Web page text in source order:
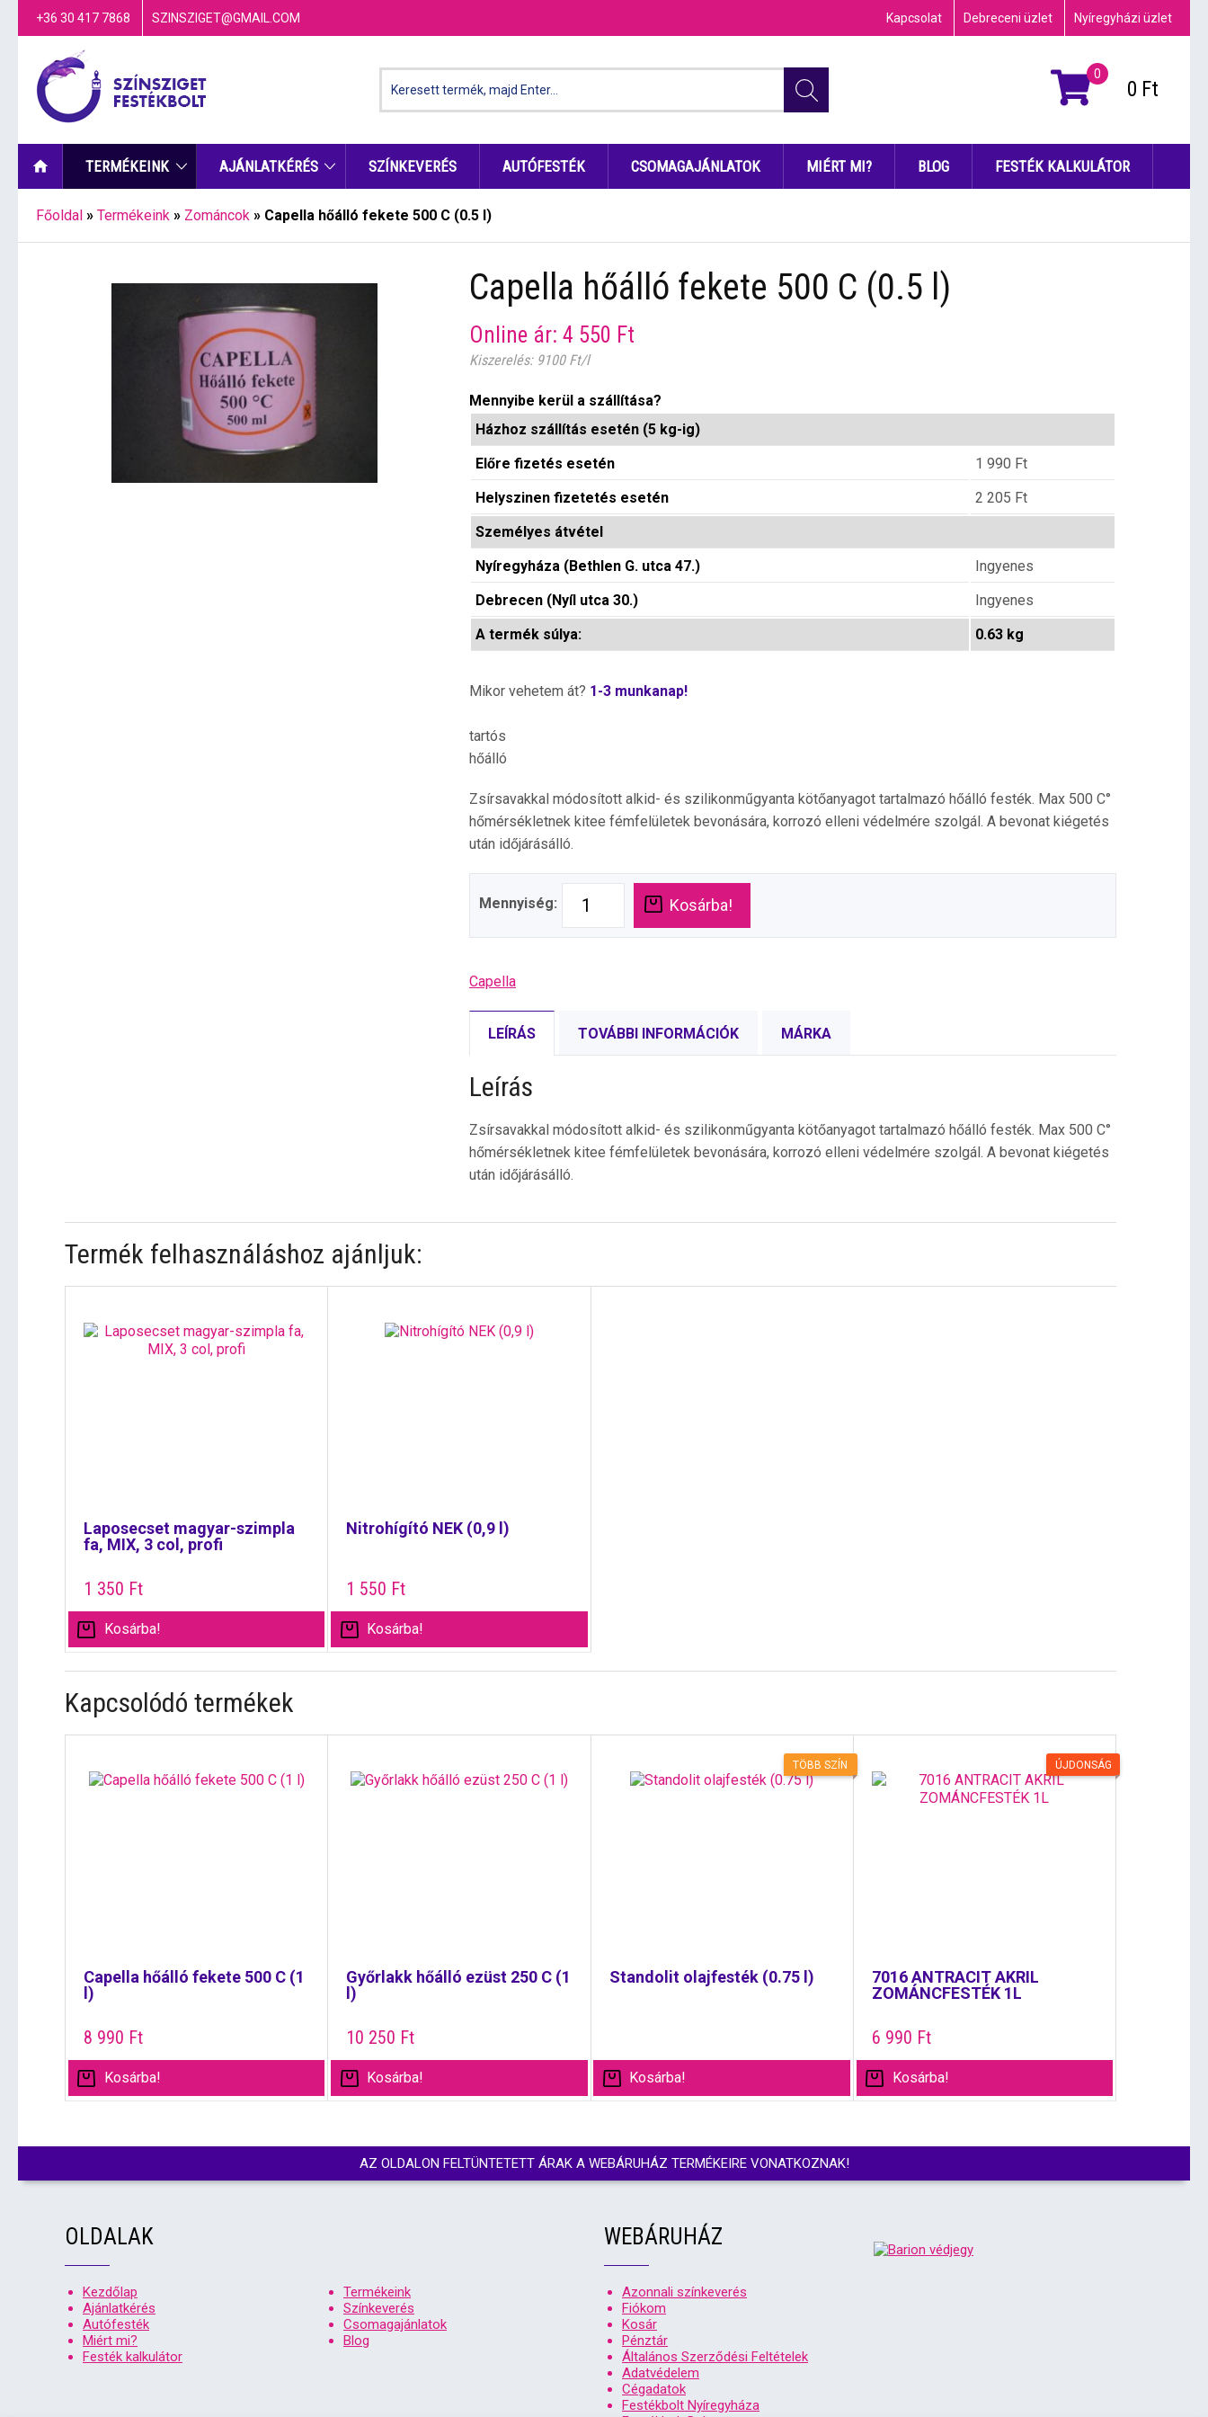
+36 30 417 7868 SZINSZIGET@GMAIL.COM Kapcsolat Debreceni üzlet Nyíregyházi üzlet
0
0 Ft
TERMÉKEINK AJÁNLATKÉRÉS SZÍNKEVERÉS AUTÓFESTÉK CSOMAGAJÁNLATOK MIÉRT MI? BLOG FESTÉK KALKULÁTOR
Főoldal » Termékeink » Zománcok » Capella hőálló fekete 500 C (0.5 l)
Capella hőálló fekete 500 C (0.5 l)
Online ár: 4 550 Ft
Kiszerelés: 9100 Ft/l
Mennyibe kerül a szállítása?
Házhoz szállítás esetén (5 kg-ig)
Előre fizetés esetén
1 990 Ft
Helyszinen fizetetés esetén
2 205 Ft
Személyes átvétel
Nyíregyháza (Bethlen G. utca 47.)
Ingyenes
Debrecen (Nyíl utca 30.)
Ingyenes
A termék súlya:
0.63 kg
Mikor vehetem át? 1-3 munkanap!
tartós
hőálló
Zsírsavakkal módosított alkid- és szilikonműgyanta kötőanyagot tartalmazó hőálló festék. Max 500 C°
hőmérsékletnek kitee fémfelületek bevonására, korrozó elleni védelmére szolgál. A bevonat kiégetés
után időjárásálló.
Mennyiség: Kosárba!
Capella
LEÍRÁS TOVÁBBI INFORMÁCIÓK MÁRKA
Leírás
Zsírsavakkal módosított alkid- és szilikonműgyanta kötőanyagot tartalmazó hőálló festék. Max 500 C°
hőmérsékletnek kitee fémfelületek bevonására, korrozó elleni védelmére szolgál. A bevonat kiégetés
után időjárásálló.
Termék felhasználáshoz ajánljuk:
Laposecset magyar-szimpla
fa, MIX, 3 col, profi
1 350 Ft
Kosárba!
Nitrohígító NEK (0,9 l)
1 550 Ft
Kosárba!
Kapcsolódó termékek
Capella hőálló fekete 500 C (1
l)
8 990 Ft
Kosárba!
Győrlakk hőálló ezüst 250 C (1
l)
10 250 Ft
Kosárba!
TÖBB SZÍN
Standolit olajfesték (0.75 l)
Kosárba!
ÚJDONSÁG
7016 ANTRACIT AKRIL
ZOMÁNCFESTÉK 1L
6 990 Ft
Kosárba!
AZ OLDALON FELTÜNTETETT ÁRAK A WEBÁRUHÁZ TERMÉKEIRE VONATKOZNAK!
OLDALAK
Kezdőlap
Termékeink
Ajánlatkérés
Színkeverés
Autófesték
Csomagajánlatok
Miért mi?
Blog
Festék kalkulátor
WEBÁRUHÁZ
Azonnali színkeverés
Fiókom
Kosár
Pénztár
Általános Szerződési Feltételek
Adatvédelem
Cégadatok
Festékbolt Nyíregyháza